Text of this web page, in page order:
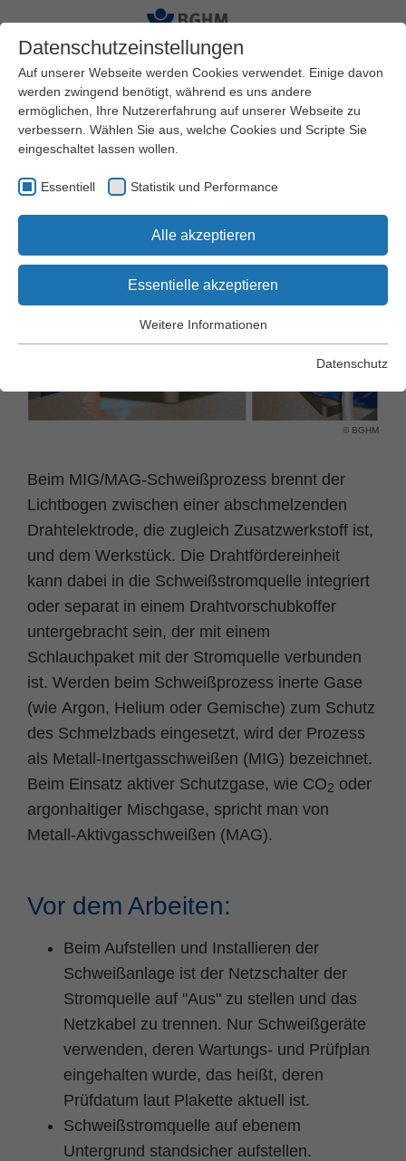
Startseite
Arbeitssicherheit und Gesundheitsschutz
Praxishilfen
Arbeitsschutz Kompakt
MIG/MAG-Schweißen
© BGHM
Beim MIG/MAG-Schweißprozess brennt der
Lichtbogen zwischen einer abschmelzenden
Drahtelektrode, die zugleich Zusatzwerkstoff ist,
und dem Werkstück. Die Drahtfördereinheit
kann dabei in die Schweißstromquelle integriert
oder separat in einem Drahtvorschubkoffer
untergebracht sein, der mit einem
Schlauchpaket mit der Stromquelle verbunden
ist. Werden beim Schweißprozess inerte Gase
(wie Argon, Helium oder Gemische) zum Schutz
des Schmelzbads eingesetzt, wird der Prozess
als Metall-Inertgasschweißen (MIG) bezeichnet.
Beim Einsatz aktiver Schutzgase, wie CO2 oder
argonhaltiger Mischgase, spricht man von
Metall-Aktivgasschweißen (MAG).
Vor dem Arbeiten:
Beim Aufstellen und Installieren der
Schweißanlage ist der Netzschalter der
Stromquelle auf "Aus" zu stellen und das
Netzkabel zu trennen. Nur Schweißgeräte
verwenden, deren Wartungs- und Prüfplan
eingehalten wurde, das heißt, deren
Prüfdatum laut Plakette aktuell ist.
Schweißstromquelle auf ebenem
Untergrund standsicher aufstellen.
Datenschutzeinstellungen
Auf unserer Webseite werden Cookies verwendet. Einige davon
werden zwingend benötigt, während es uns andere
ermöglichen, Ihre Nutzererfahrung auf unserer Webseite zu
verbessern. Wählen Sie aus, welche Cookies und Scripte Sie
eingeschaltet lassen wollen.
Essentiell Statistik und Performance
Alle akzeptieren
Essentielle akzeptieren
Essentielle Cookies werden für grundlegende Funktionen der
Webseite einwandfrei funktioniert.
Anbieter TYPO3
Laufzeit Session
Zweck
Dieses Cookie ist ein Standard-Session-
Cookie von TYPO3. Es speichert im Falle
eines Benutzer-Logins die Session ID
mithilfe derer der eingeloggte User
wiedererkannt wird, um ihm Zugang zu
geschützten Bereichen zu gewähren.
Name PHPSESSID
Laufzeit Ende der Sitzung
Zweck PHPs Standard Sitzungs Identifikation
Statistik und Performance
Weitere Informationen
Datenschutz